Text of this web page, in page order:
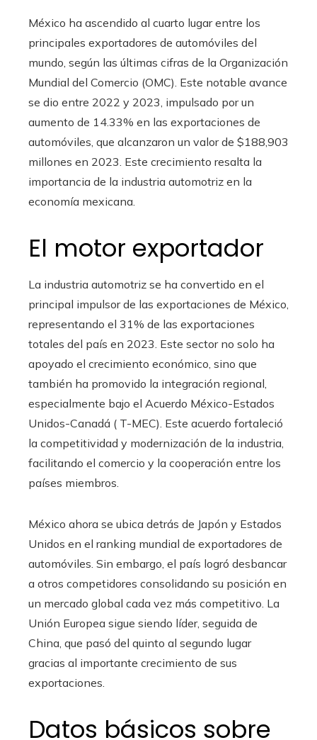
México ha ascendido al cuarto lugar entre los
principales exportadores de automóviles del
mundo, según las últimas cifras de la Organización
Mundial del Comercio (OMC). Este notable avance
se dio entre 2022 y 2023, impulsado por un
aumento de 14.33% en las exportaciones de
automóviles, que alcanzaron un valor de $188,903
millones en 2023. Este crecimiento resalta la
importancia de la industria automotriz en la
economía mexicana.
El motor exportador
La industria automotriz se ha convertido en el
principal impulsor de las exportaciones de México,
representando el 31% de las exportaciones
totales del país en 2023. Este sector no solo ha
apoyado el crecimiento económico, sino que
también ha promovido la integración regional,
especialmente bajo el Acuerdo México-Estados
Unidos-Canadá ( T-MEC). Este acuerdo fortaleció
la competitividad y modernización de la industria,
facilitando el comercio y la cooperación entre los
países miembros.
México ahora se ubica detrás de Japón y Estados
Unidos en el ranking mundial de exportadores de
automóviles. Sin embargo, el país logró desbancar
a otros competidores consolidando su posición en
un mercado global cada vez más competitivo. La
Unión Europea sigue siendo líder, seguida de
China, que pasó del quinto al segundo lugar
gracias al importante crecimiento de sus
exportaciones.
Datos básicos sobre